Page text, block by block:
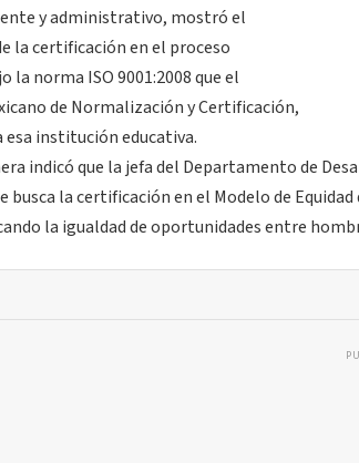
y administrativo, mostró el
la certificación en el proceso
la norma ISO 9001:2008 que el
de Normalización y Certificación,
esa institución educativa.
indicó que la jefa del Departamento de
busca la certificación en el Modelo de
la igualdad de oportunidades entre